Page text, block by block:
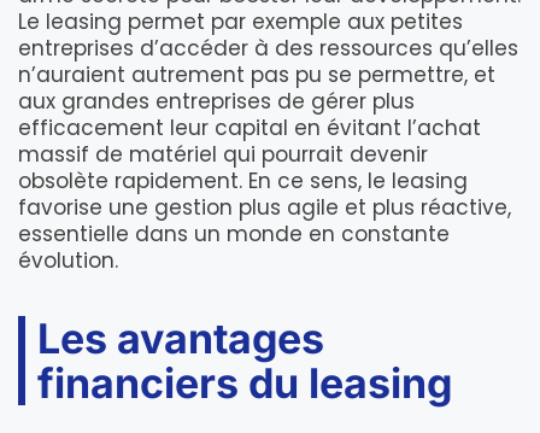
Le leasing permet par exemple aux petites
entreprises d’accéder à des ressources qu’elles
n’auraient autrement pas pu se permettre, et
aux grandes entreprises de gérer plus
efficacement leur capital en évitant l’achat
massif de matériel qui pourrait devenir
obsolète rapidement. En ce sens, le leasing
favorise une gestion plus agile et plus réactive,
essentielle dans un monde en constante
évolution.
Les avantages
financiers du leasing